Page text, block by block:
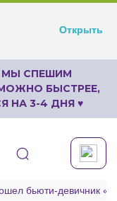
Открыть
МЫ СПЕШИМ
БЫСТРЕЕ,
НА 3-4 ДНЯ ♥
бьюти-девичник
Открыть